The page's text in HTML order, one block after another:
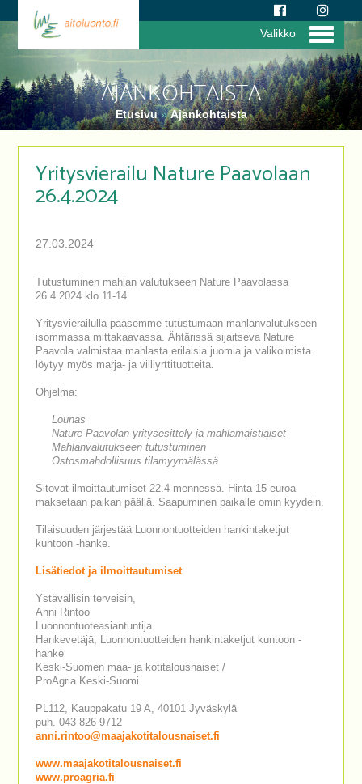
AJANKOHTAISTA
Etusivu»Ajankohtaista
Valikko
Yritysvierailu Nature Paavolaan
26.4.2024
27.03.2024
Tutustuminen mahlan valutukseen Nature Paavolassa
26.4.2024 klo 11-14
Yritysvierailulla pääsemme tutustumaan mahlanvalutukseen
isommassa mittakaavassa. Ähtärissä sijaitseva Nature
Paavola valmistaa mahlasta erilaisia juomia ja valikoimista
löytyy myös marja- ja villiyrttituotteita.
Ohjelma:
Lounas
Nature Paavolan yritysesittely ja mahlamaistiaiset
Mahlanvalutukseen tutustuminen
Ostosmahdollisuus tilamyymälässä
Sitovat ilmoittautumiset 22.4 mennessä. Hinta 15 euroa
maksetaan paikan päällä. Saapuminen paikalle omin kyydein.
Tilaisuuden järjestää Luonnontuotteiden hankintaketjut
kuntoon -hanke.
Lisätiedot ja ilmoittautumiset
Ystävällisin terveisin,
Anni Rintoo
Luonnontuoteasiantuntija
Hankevetäjä, Luonnontuotteiden hankintaketjut kuntoon -
hanke
Keski-Suomen maa- ja kotitalousnaiset /
ProAgria Keski-Suomi
PL112, Kauppakatu 19 A, 40101 Jyväskylä
puh. 043 826 9712
anni.rintoo@maajakotitalousnaiset.fi
www.maajakotitalousnaiset.fi
www.proagria.fi